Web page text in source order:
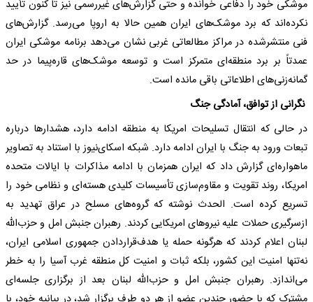
موشکی خود را دفاعی خوانده و حتی گزارش‌های غیررسمی نیز تا کنون تأیید
نکرده‌اند که برد موشک‌های ایران همین حالا به اروپا می‌رسد. گزارش‌های
فنی منتشرشده در مراکز مطالعاتی غربی نشان می‌دهد برنامه موشکی ایران
عمدتاً بر برد منطقه‌ای متمرکز است و توسعه موشک‌های قاره‌پیما در حد
گمانه‌زنی‌های اطلاعاتی باقی مانده است.
نگرانی از توافق، آمادگی جنگ
در حالی که انتقال تسلیحات امریکا به منطقه ادامه دارد، هشدار‌ها درباره
تبعات ورود به جنگ با ایران ادامه دارد. شبکه اسکای‌نیوز با استناد به تصاویر
ماهواره‌ای گزارش داد که ایران همزمان با ادامه مذاکرات با ایالات متحده
امریکا، روند تقویت و مقاوم‌سازی تأسیسات کلیدی هسته‌ای و نظامی خود را
تسریع کرده است. الحدث نوشته که گروه‌های مسلح در عراق تهدید به
ازسرگیری حملات علیه نیرو‌های امریکایی کردند. رهبران جنبش امل و حزب‌الله
لبنان اعلام کردند که هرگونه حمله یا هدف‌قراردادن جمهوری اسلامی ایران،
نه‌تنها امنیت این کشور، بلکه ثبات و امنیت کل منطقه غرب آسیا را به خطر
می‌اندازد. رهبران جنبش امل و حزب‌الله لبنان بعد از برگزاری جلسه‌ای